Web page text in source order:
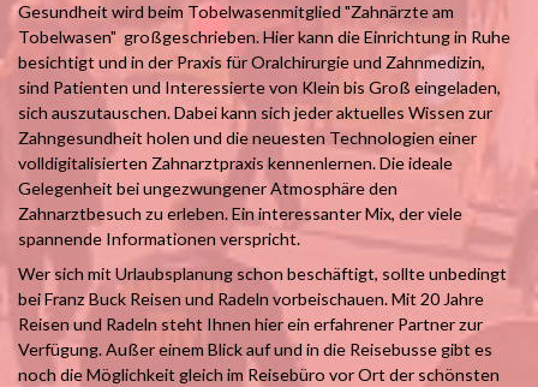
Gesundheit wird beim Tobelwasenmitglied "Zahnärzte am
Tobelwasen" großgeschrieben. Hier kann die Einrichtung in Ruhe
besichtigt und in der Praxis für Oralchirurgie und Zahnmedizin,
sind Patienten und Interessierte von Klein bis Groß eingeladen,
sich auszutauschen. Dabei kann sich jeder aktuelles Wissen zur
Zahngesundheit holen und die neuesten Technologien einer
volldigitalisierten Zahnarztpraxis kennenlernen. Die ideale
Gelegenheit bei ungezwungener Atmosphäre den
Zahnarztbesuch zu erleben. Ein interessanter Mix, der viele
spannende Informationen verspricht.
Wer sich mit Urlaubsplanung schon beschäftigt, sollte unbedingt
bei Franz Buck Reisen und Radeln vorbeischauen. Mit 20 Jahre
Reisen und Radeln steht Ihnen hier ein erfahrener Partner zur
Verfügung. Außer einem Blick auf und in die Reisebusse gibt es
noch die Möglichkeit gleich im Reisebüro vor Ort der schönsten